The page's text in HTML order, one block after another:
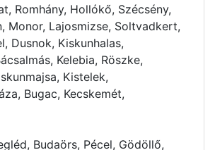
Romhány, Hollókő, Szécsény,
Monor, Lajosmizse, Soltvadkert,
Dusnok, Kiskunhalas,
Kelebia, Röszke,
Kistelek,
Bugac, Kecskemét,
Budaörs, Pécel, Gödöllő,